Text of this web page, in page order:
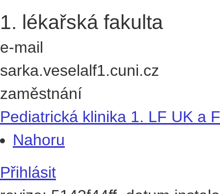
1. lékařská fakulta
e-mail
sarka.vesela
lf1.cuni.cz
zaměstnání
Pediatrická klinika 1. LF UK a
Nahoru
Přihlásit